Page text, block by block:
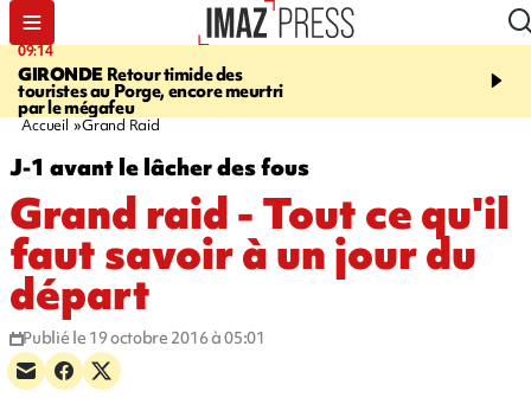
09:14
GIRONDE Retour timide des
touristes au Porge, encore meurtri
par le mégafeu
13:09
Des
font cinq morts en
Accueil Grand Raid
J-1 avant le lâcher des fous
Grand raid - Tout ce qu'il
faut savoir à un jour du
départ
Publié le 19 octobre 2016 à 05:01